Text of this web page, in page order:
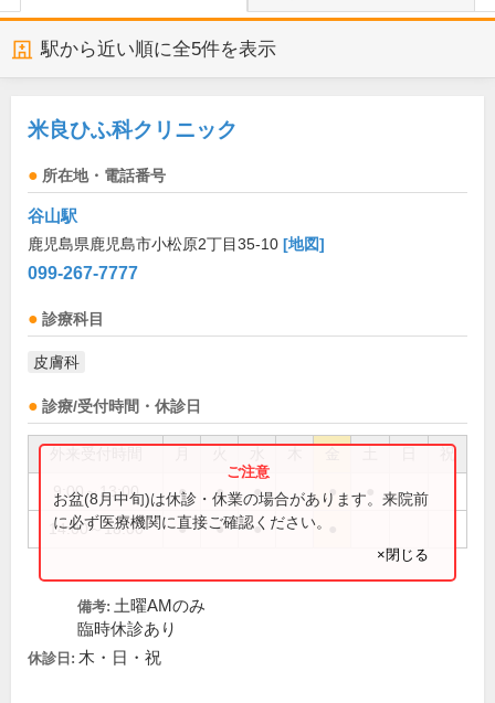
駅から近い順に全5件を表示
米良ひふ科クリニック
所在地・電話番号
谷山駅
鹿児島県鹿児島市小松原2丁目35-10 [地図]
099-267-7777
診療科目
皮膚科
診療/受付時間・休診日
祝
9:00～13:00 ● ● ● ●
14:00～18:00 ● ● ●
お盆(8月中旬)は休診・休業の場合があります。来院前
に必ず医療機関に直接ご確認ください。
×閉じる
備考: 土曜AMのみ
臨時休診あり
休診日: 木・日・祝